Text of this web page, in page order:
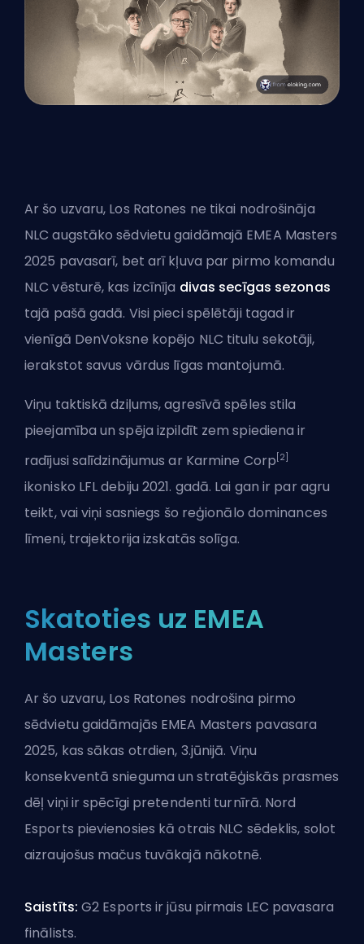
Ar šo uzvaru, Los Ratones ne tikai nodrošināja
NLC augstāko sēdvietu gaidāmajā EMEA Masters
2025 pavasarī, bet arī kļuva par pirmo komandu
NLC vēsturē, kas izcīnīja divas secīgas sezonas
tajā pašā gadā. Visi pieci spēlētāji tagad ir
vienīgā DenVoksne kopējo NLC titulu sekotāji,
ierakstot savus vārdus līgas mantojumā.
Viņu taktiskā dziļums, agresīvā spēles stila
pieejamība un spēja izpildīt zem spiediena ir
radījusi salīdzinājumus ar Karmine Corp [2]
ikonisko LFL debiju 2021. gadā. Lai gan ir par agru
teikt, vai viņi sasniegs šo reģionālo dominances
līmeni, trajektorija izskatās solīga.
Skatoties uz EMEA
Masters
Ar šo uzvaru, Los Ratones nodrošina pirmo
sēdvietu gaidāmajās EMEA Masters pavasara
2025, kas sākas otrdien, 3.jūnijā. Viņu
konsekventā snieguma un stratēģiskās prasmes
dēļ viņi ir spēcīgi pretendenti turnīrā. Nord
Esports pievienosies kā otrais NLC sēdeklis, solot
aizraujošus mačus tuvākajā nākotnē.
Saistīts: G2 Esports ir jūsu pirmais LEC pavasara
finālists.